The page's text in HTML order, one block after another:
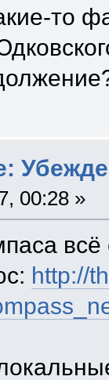
то
00:28 »
http://